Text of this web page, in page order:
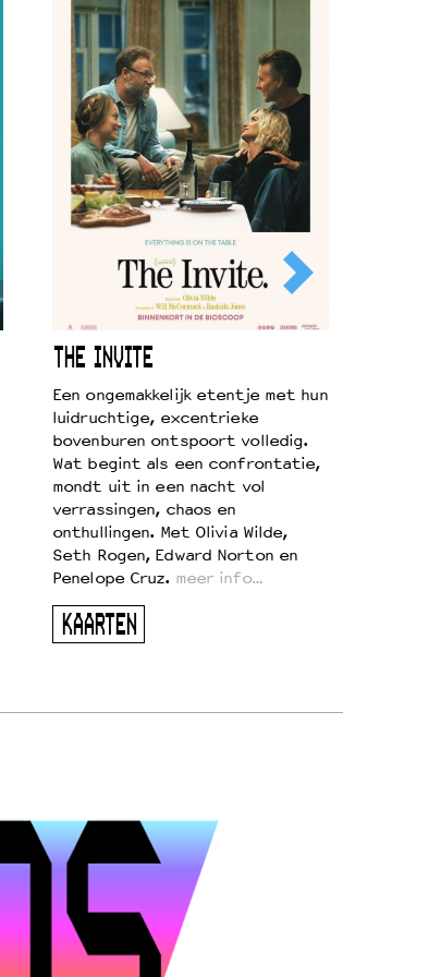
THE INVITE
Een ongemakkelijk etentje met hun
luidruchtige, excentrieke
bovenburen ontspoort volledig.
Wat begint als een confrontatie,
mondt uit in een nacht vol
verrassingen, chaos en
onthullingen. Met Olivia Wilde,
Seth Rogen, Edward Norton en
Penelope Cruz. meer info…
KAARTEN